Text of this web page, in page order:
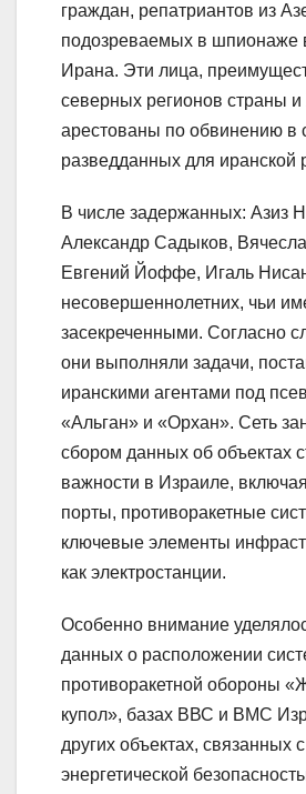
граждан, репатриантов из
подозреваемых в шпионаже
Ирана. Эти лица,
северных регионов страны
арестованы по обвинению в
разведданных для иранской
В числе задержанных: Азиз
Александр Садыков,
Евгений Йоффе, Игаль
несовершеннолетних, чьи
засекреченными. Согласно
они выполняли задачи,
иранскими агентами под
«Альган» и «Орхан». Сеть
сбором данных об объектах
важности в Израиле,
порты, противоракетные
ключевые элементы
как электростанции.
Особенно внимание
данных о расположении
противоракетной обороны
купол», базах ВВС и ВМС
других объектах, связанных с
энергетической